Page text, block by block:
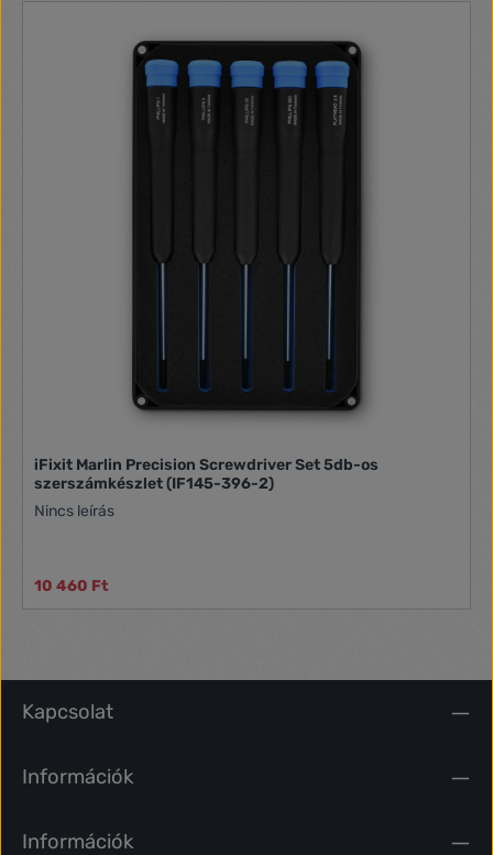
iFixit Marlin Precision Screwdriver Set 5db-os
szerszámkészlet (IF145-396-2)
Nincs leírás
10 460 Ft
Kapcsolat
Információk
Információk